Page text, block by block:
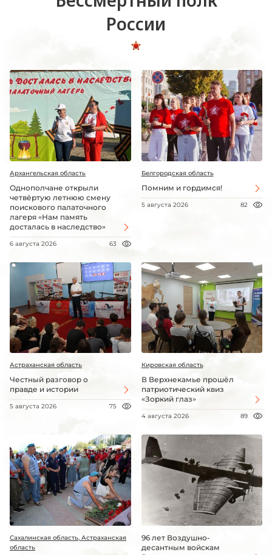
России
Архангельская область
Однополчане открыли
четвёртую летнюю смену
поискового палаточного
лагеря «Нам память
досталась в наследство»
6 августа 2026 63
Белгородская область
Помним и гордимся!
5 августа 2026 82
Астраханская область
Честный разговор о
правде и истории
5 августа 2026 75
Кировская область
В Верхнекамье прошёл
патриотический квиз
«Зоркий глаз»
4 августа 2026 89
Сахалинская область, Астраханская
область
96 лет Воздушно-
десантным войскам